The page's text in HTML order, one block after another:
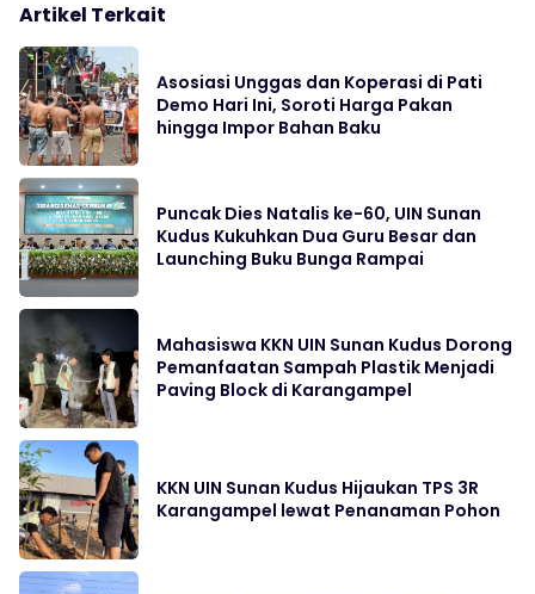
Artikel Terkait
Asosiasi Unggas dan Koperasi di Pati
Demo Hari Ini, Soroti Harga Pakan
hingga Impor Bahan Baku
Puncak Dies Natalis ke-60, UIN Sunan
Kudus Kukuhkan Dua Guru Besar dan
Launching Buku Bunga Rampai
Mahasiswa KKN UIN Sunan Kudus Dorong
Pemanfaatan Sampah Plastik Menjadi
Paving Block di Karangampel
KKN UIN Sunan Kudus Hijaukan TPS 3R
Karangampel lewat Penanaman Pohon